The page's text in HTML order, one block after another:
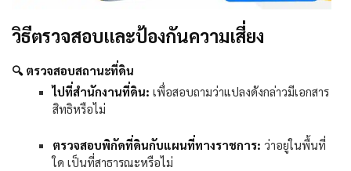
วิธีตรวจสอบและป้องกันความเสี่ยง
🔍 ตรวจสอบสถานะที่ดิน
ไปที่สำนักงานที่ดิน: เพื่อสอบถามว่าแปลงดังกล่าวมีเอกสาร
สิทธิหรือไม่
ตรวจสอบพิกัดที่ดินกับแผนที่ทางราชการ: ว่าอยู่ในพื้นที่
ใด เป็นที่สาธารณะหรือไม่